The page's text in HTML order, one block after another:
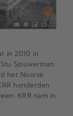
in 2010 in
Sjouwerman
het Noorse
honderden
KRR nam in